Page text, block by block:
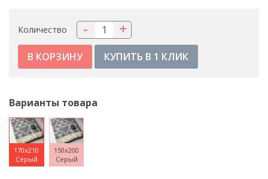
Количество +
-
КУПИТЬ В 1 КЛИК
Варианты товара
170x210
Серый
150x200
Серый